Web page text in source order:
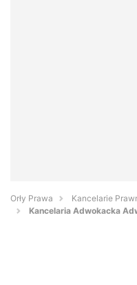
Orły Prawa
Kancelarie
Kancelaria Adwokacka